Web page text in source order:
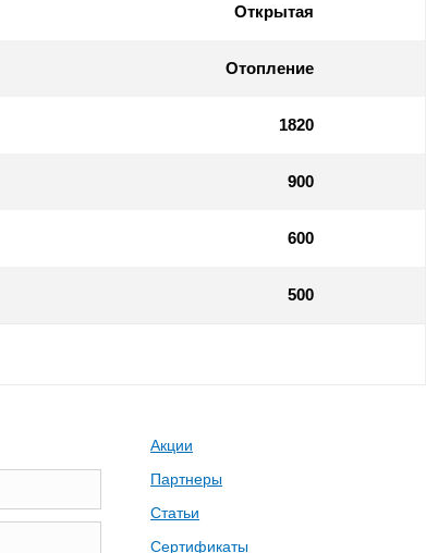
Открытая
Отопление
1820
900
600
500
Акции
Партнеры
Статьи
Сертификаты